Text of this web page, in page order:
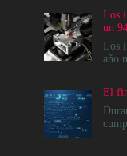
Los
un
Los
año
El